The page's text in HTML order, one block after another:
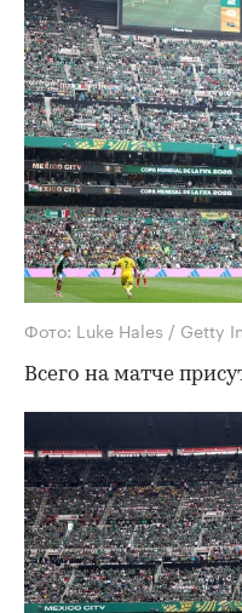
Фото: Luke Hales / Getty
Всего на матче